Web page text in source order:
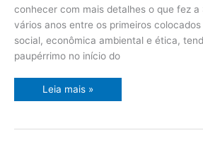
conhecer com mais detalhes o que fez a
vários anos entre os primeiros
social, econômica ambiental e ética,
paupérrimo no início do
Leia mais »